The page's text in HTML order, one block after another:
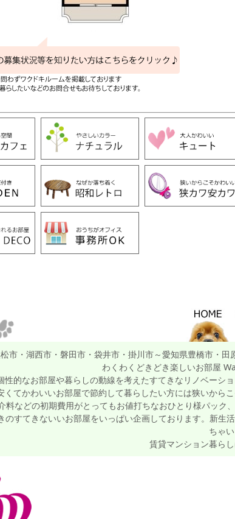
市・湖西市・磐田市・袋井市・掛川市～愛知県豊橋市・田
わくわくどきどき楽しいお部屋
性的なお部屋や暮らしの動線を考えたすてきなリノベーシ
くてかわいいお部屋で節約して暮らしたい方には狭いから
料などの初期費用がとってもお値打ちなおひとり様パッ
のすてきないいお部屋をいっぱい企画しております。新
ちゃ
賃貸マンション暮ら